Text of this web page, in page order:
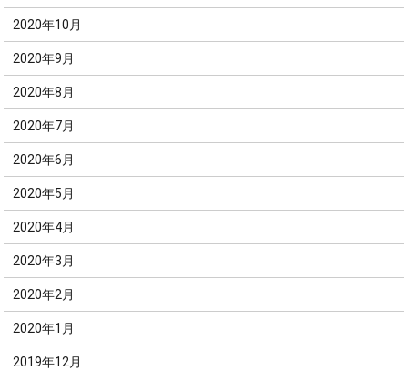
2020年10月
2020年9月
2020年8月
2020年7月
2020年6月
2020年5月
2020年4月
2020年3月
2020年2月
2020年1月
2019年12月